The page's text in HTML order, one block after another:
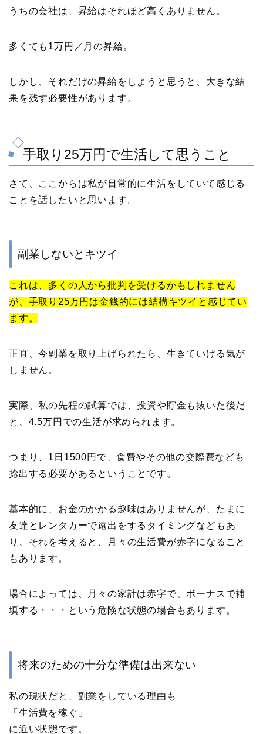
うちの会社は、昇給はそれほど高くありません。
多くても1万円／月の昇給。
しかし、それだけの昇給をしようと思うと、大きな結
果を残す必要性があります。
手取り25万円で生活して思うこと
さて、ここからは私が日常的に生活をしていて感じる
ことを話したいと思います。
副業しないとキツイ
これは、多くの人から批判を受けるかもしれません
が、手取り25万円は金銭的には結構キツイと感じてい
ます。
正直、今副業を取り上げられたら、生きていける気が
しません。
実際、私の先程の試算では、投資や貯金も抜いた後だ
と、4.5万円での生活が求められます。
つまり、1日1500円で、食費やその他の交際費なども
捻出する必要があるということです。
基本的に、お金のかかる趣味はありませんが、たまに
友達とレンタカーで遠出をするタイミングなどもあ
り、それを考えると、月々の生活費が赤字になること
もあります。
場合によっては、月々の家計は赤字で、ボーナスで補
填する・・・という危険な状態の場合もあります。
将来のための十分な準備は出来ない
私の現状だと、副業をしている理由も
「生活費を稼ぐ」
に近い状態です。